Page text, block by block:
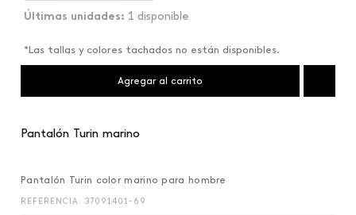
1 disponible
*Las tallas y colores tachados no están disponibles.
Agregar al carrito
Pantalón Turin marino
Pantalón Turin color marino para hombre
REFERENCIA : 37091401-69